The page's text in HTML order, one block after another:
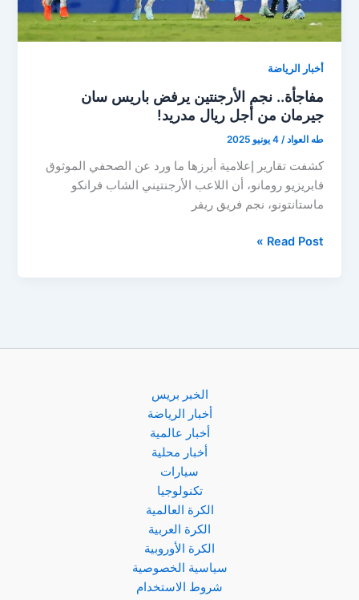
أخبار الرياضة
مفاجأة.. نجم الأرجنتين يرفض باريس سان
جيرمان من أجل ريال مدريد!
طه العواد/4 يونيو 2025
كشفت تقارير إعلامية أبرزها ما ورد عن الصحفي الموثوق
فابريزيو رومانو، أن اللاعب الأرجنتيني الشاب فرانكو
ماستانتونو، نجم فريق ريفر
مفاجأة..
Read Post »
الخبر بريس
أخبار الرياضة
أخبار عالمية
أخبار محلية
سيارات
تكنولوجيا
الكرة العالمية
الكرة العربية
الكرة الأوروبية
سياسية الخصوصية
شروط الاستخدام